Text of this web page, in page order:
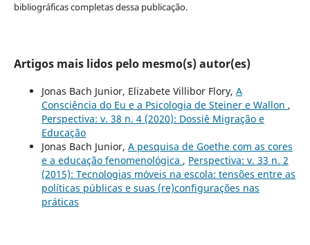
bibliográficas completas dessa publicação.
Artigos mais lidos pelo mesmo(s) autor(es)
Jonas Bach Junior, Elizabete Villibor Flory, A
Consciência do Eu e a Psicologia de Steiner e Wallon ,
Perspectiva: v. 38 n. 4 (2020): Dossiê Migração e
Educação
Jonas Bach Junior, A pesquisa de Goethe com as cores
e a educação fenomenológica , Perspectiva: v. 33 n. 2
(2015): Tecnologias móveis na escola: tensões entre as
políticas públicas e suas (re)configurações nas
práticas